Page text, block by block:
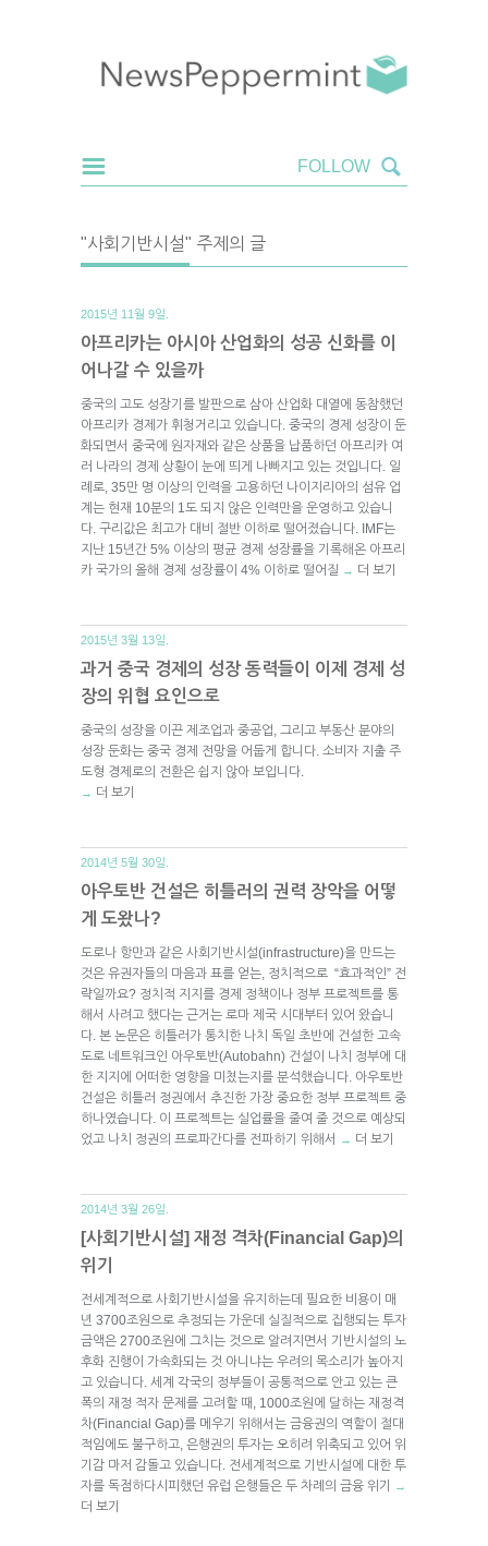
"사회기반시설" 주제의 글
2015년 11월 9일.
아프리카는 아시아 산업화의 성공 신화를 이
어나갈 수 있을까
중국의 고도 성장기를 발판으로 삼아 산업화 대열에 동참했던
아프리카 경제가 휘청거리고 있습니다. 중국의 경제 성장이 둔
화되면서 중국에 원자재와 같은 상품을 납품하던 아프리카 여
러 나라의 경제 상황이 눈에 띄게 나빠지고 있는 것입니다. 일
례로, 35만 명 이상의 인력을 고용하던 나이지리아의 섬유 업
계는 현재 10분의 1도 되지 않은 인력만을 운영하고 있습니
다. 구리값은 최고가 대비 절반 이하로 떨어졌습니다. IMF는
지난 15년간 5% 이상의 평균 경제 성장률을 기록해온 아프리
카 국가의 올해 경제 성장률이 4% 이하로 떨어질 → 더 보기
2015년 3월 13일.
과거 중국 경제의 성장 동력들이 이제 경제 성
장의 위협 요인으로
중국의 성장을 이끈 제조업과 중공업, 그리고 부동산 분야의
성장 둔화는 중국 경제 전망을 어둡게 합니다. 소비자 지출 주
도형 경제로의 전환은 쉽지 않아 보입니다.
→ 더 보기
2014년 5월 30일.
아우토반 건설은 히틀러의 권력 장악을 어떻
게 도왔나?
도로나 항만과 같은 사회기반시설(infrastructure)을 만드는
것은 유권자들의 마음과 표를 얻는, 정치적으로 “효과적인” 전
략일까요? 정치적 지지를 경제 정책이나 정부 프로젝트를 통
해서 사려고 했다는 근거는 로마 제국 시대부터 있어 왔습니
다. 본 논문은 히틀러가 통치한 나치 독일 초반에 건설한 고속
도로 네트워크인 아우토반(Autobahn) 건설이 나치 정부에 대
한 지지에 어떠한 영향을 미쳤는지를 분석했습니다. 아우토반
건설은 히틀러 정권에서 추진한 가장 중요한 정부 프로젝트 중
하나였습니다. 이 프로젝트는 실업률을 줄여 줄 것으로 예상되
었고 나치 정권의 프로파간다를 전파하기 위해서
→ 더 보기
2014년 3월 26일.
[사회기반시설] 재정 격차(Financial Gap)의
위기
전세계적으로 사회기반시설을 유지하는데 필요한 비용이 매
년 3700조원으로 추정되는 가운데 실질적으로 집행되는 투자
금액은 2700조원에 그치는 것으로 알려지면서 기반시설의 노
후화 진행이 가속화되는 것 아니냐는 우려의 목소리가 높아지
고 있습니다. 세계 각국의 정부들이 공통적으로 안고 있는 큰
폭의 재정 적자 문제를 고려할 때, 1000조원에 달하는 재정격
차(Financial Gap)를 메우기 위해서는 금융권의 역할이 절대
적임에도 불구하고, 은행권의 투자는 오히려 위축되고 있어 위
기감 마저 감돌고 있습니다. 전세계적으로 기반시설에 대한 투
자를 독점하다시피했던 유럽 은행들은 두 차례의 금융 위기
→
더 보기